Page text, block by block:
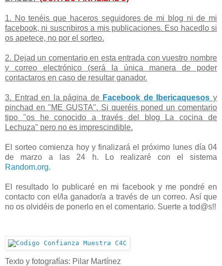
1. No tenéis que haceros seguidores de mi blog ni de mi
facebook, ni suscribiros a mis publicaciones. Eso hacedlo si
os apetece, no por el sorteo.
2. Dejad un comentario en esta entrada con vuestro nombre
y correo electrónico (será la única manera de poder
contactaros en caso de resultar ganador.
3. Entrad en la página de Facebook de Ibericaquesos y
pinchad en "ME GUSTA". Si queréis poned un comentario
tipo "os he conocido a través del blog La cocina de
Lechuza" pero no es imprescindible.
El sorteo comienza hoy y finalizará el próximo lunes día 04
de marzo a las 24 h. Lo realizaré con el sistema
Random.org.
El resultado lo publicaré en mi facebook y me pondré en
contacto con el/la ganador/a a través de un correo. Así que
no os olvidéis de ponerlo en el comentario. Suerte a tod@s!!
Texto y fotografías: Pilar Martínez